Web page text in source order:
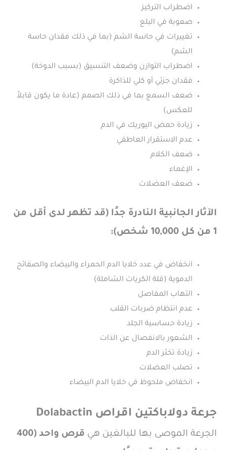
اضطراب التركيز
صعوبة في البلع
تغييرات في حاسة الشم (بما في ذلك فقدان حاسة
الشم)
اضطراب التوازن وضعف التنسيق (بسبب الدوخة)
فقدان جزئي أو كلي للذاكرة
ضعف السمع بما في ذلك الصمم (عادة ما يكون قابلاً
للعكس)
زيادة حمض اليوريك في الدم
عدم الاستقرار العاطفي
ضعف الكلام
الإغماء
ضعف العضلات
الآثار الجانبية النادرة جدًا (قد تظهر لدى أقل من
1 من كل 10,000 شخص):
انخفاض في عدد خلايا الدم الحمراء والبيضاء والصفائح
الدموية (قلة الكريات الشاملة)
التهاب المفاصل
عدم انتظام ضربات القلب
زيادة حساسية الجلد
الشعور بالانفصال عن الذات
زيادة تخثر الدم
تصلب العضلات
انخفاض ملحوظ في خلايا الدم البيضاء
جرعة دولاباكتين اقراص Dolabactin
الجرعة الموصى بها للبالغين هي
قرص واحد (400